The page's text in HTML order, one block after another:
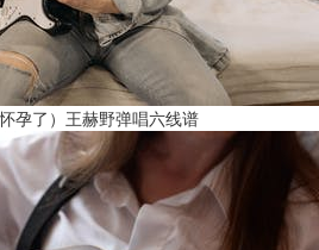
孕了）王赫野弹唱六线谱